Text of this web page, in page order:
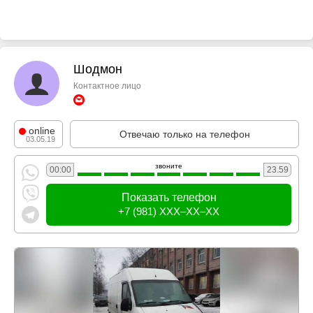
Шодмон
Контактное лицо
online
03.05.19 Отвечаю только на телефон
00:00 звоните 23.59
Показать телефон
+7 (981) XXX–XX–XX